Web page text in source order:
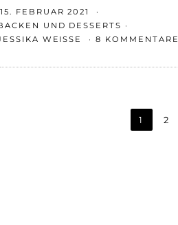
15. FEBRUAR 2021
UND DESSERTS
WEISSE
8 KOMMENTARE
1 2